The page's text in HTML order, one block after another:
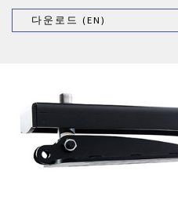
다운로드 (EN)